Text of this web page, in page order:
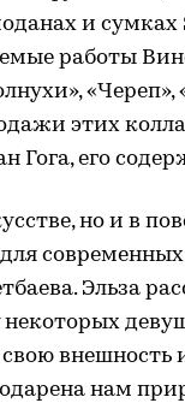
и сумках
работы
этих
Гога, его
но и в
для
Эльза
некоторых
внешность
нам